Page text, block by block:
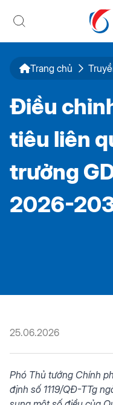
Trang chủ
Điều
tiêu liên
trưởng
2026-
25.06.2026
Phó Thủ tướng Chính
định số 1119/QĐ-TTg